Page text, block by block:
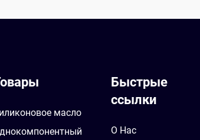
масло
Быстрые
ссылки
О Нас